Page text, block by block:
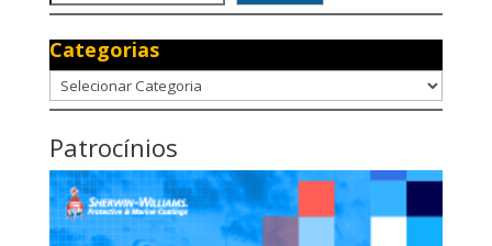
Categorias
Categorias
Patrocínios